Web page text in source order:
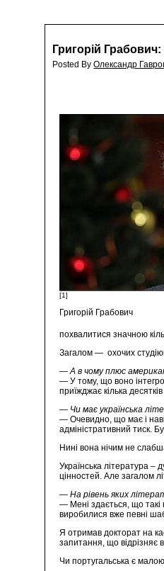
Григорій Грабович:
Posted ByОлександр
[1]
Григорій Грабович
похвалитися значною
Загалом — охочих
— А в чому плюс
— У тому, що воно
приїжджає кілька
— Чи має українська
— Очевидно, що має і
адміністративний тиск.
Нині вона нічим не
Українська література
цінностей. Але загалом
— На рівень яких
— Мені здається, що такі
виробилися вже певні
Я отримав докторат на
запитання, що відрізняє
Чи португальська є